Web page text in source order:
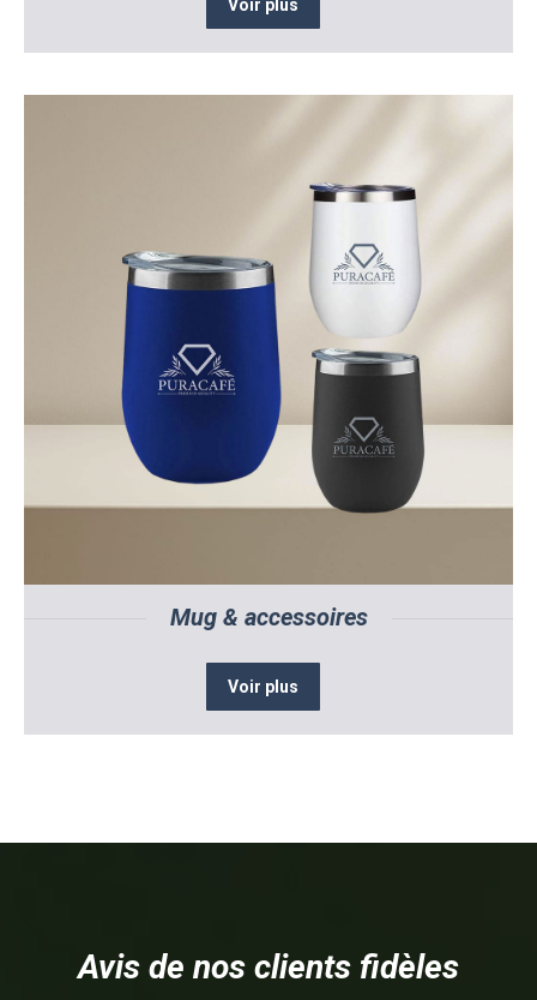
Voir plus
Mug & accessoires
Voir plus
Avis de nos clients fidèles